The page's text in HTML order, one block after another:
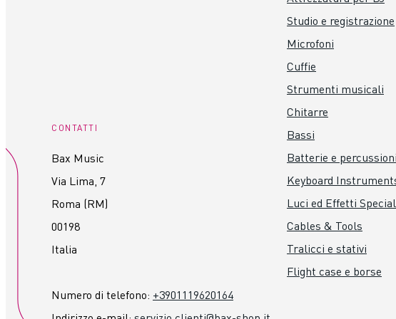
materiale del diaframma: pm4
diametro esterno: 145 mm
cerchio con diametro di 101,6 mm (4
CONTATTI
Bax Music
Via Lima, 7
Roma (RM)
00198
Italia
Numero di telefono: +3901119620164
Studio e registrazione
Microfoni
Cuffie
Strumenti musicali
Chitarre
Bassi
Batterie e percussioni
Keyboard
Luci ed Effetti
Cables & Tools
Tralicci e stativi
Flight case e borse